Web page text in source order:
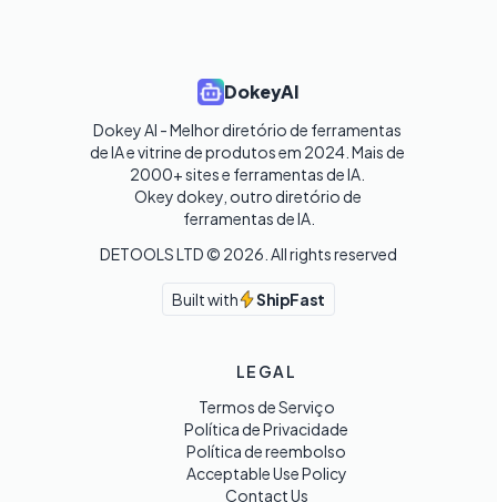
DokeyAI
Dokey AI - Melhor diretório de ferramentas
de IA e vitrine de produtos em 2024. Mais de
2000+ sites e ferramentas de IA.
Okey dokey, outro diretório de
ferramentas de IA.
DETOOLS LTD © 2026 . All rights reserved
Built with ShipFast
LEGAL
Termos de Serviço
Política de Privacidade
Política de reembolso
Acceptable Use Policy
Contact Us